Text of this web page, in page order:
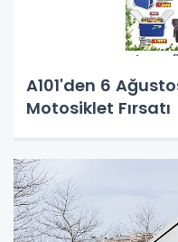
A101'den 6
Motosiklet Fırsatı